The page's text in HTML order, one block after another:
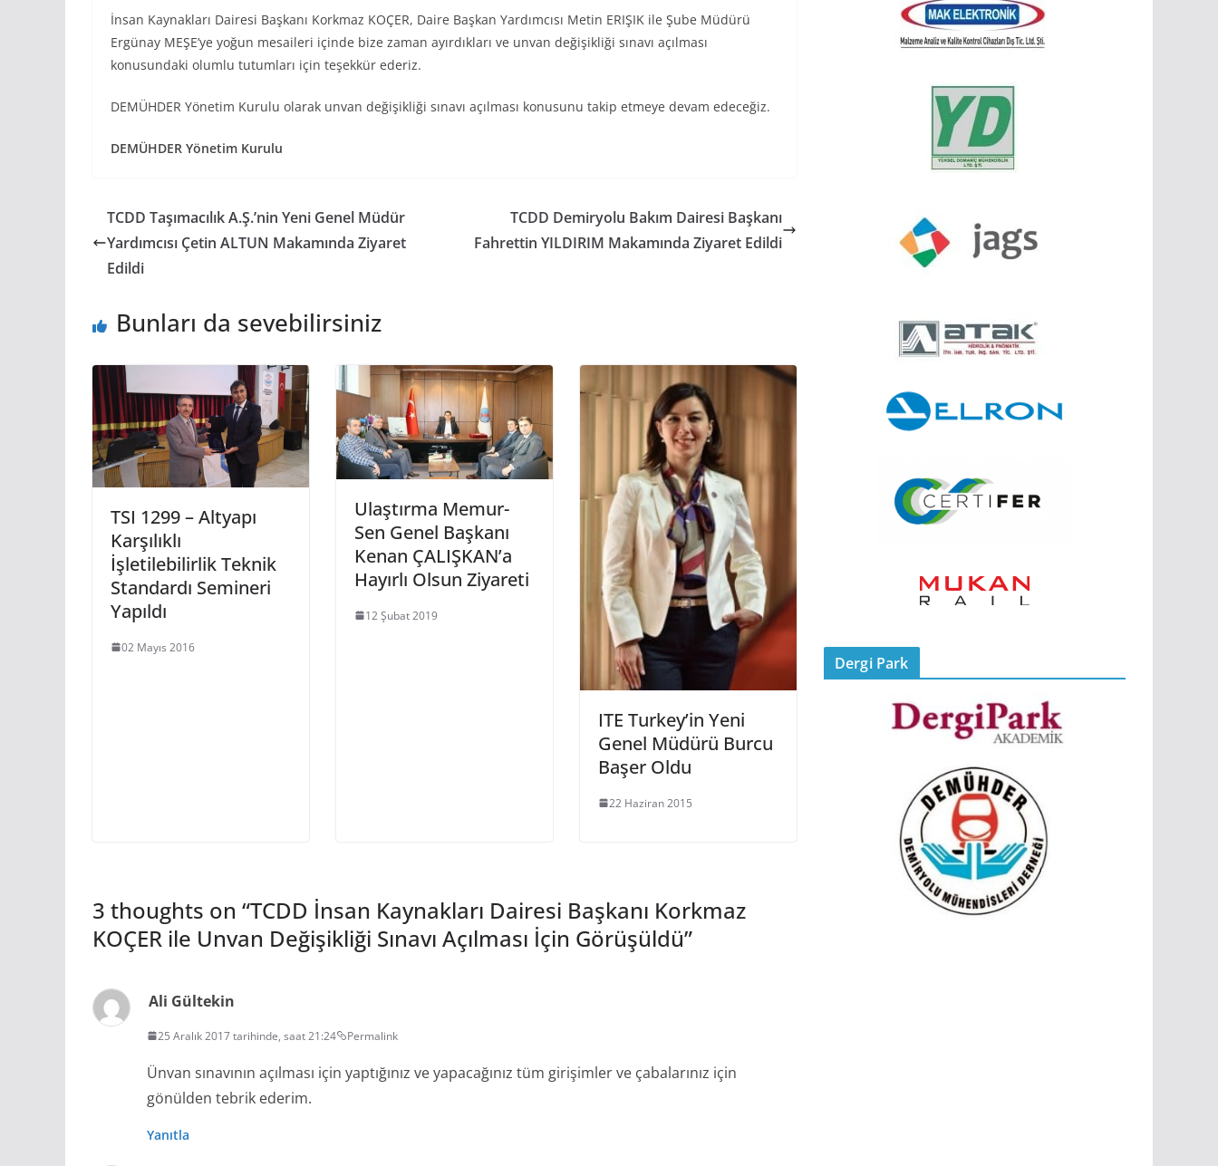
İnsan Kaynakları Dairesi Başkanı Korkmaz KOÇER, Daire Başkan Yardımcısı Metin ERIŞIK ile Şube Müdürü
Ergünay MEŞE’ye yoğun mesaileri içinde bize zaman ayırdıkları ve unvan değişikliği sınavı açılması
konusundaki olumlu tutumları için teşekkür ederiz.
DEMÜHDER Yönetim Kurulu olarak unvan değişikliği sınavı açılması konusunu takip etmeye devam edeceğiz.
DEMÜHDER Yönetim Kurulu
TCDD Taşımacılık A.Ş.’nin Yeni Genel Müdür
Yardımcısı Çetin ALTUN Makamında Ziyaret
Edildi
TCDD Demiryolu Bakım Dairesi Başkanı
Fahrettin YILDIRIM Makamında Ziyaret Edildi
Bunları da sevebilirsiniz
TSI 1299 – Altyapı
Karşılıklı
İşletilebilirlik Teknik
Standardı Semineri
Yapıldı
02 Mayıs 2016
Ulaştırma Memur-
Sen Genel Başkanı
Kenan ÇALIŞKAN’a
Hayırlı Olsun Ziyareti
12 Şubat 2019
ITE Turkey’in Yeni
Genel Müdürü Burcu
Başer Oldu
22 Haziran 2015
3 thoughts on “TCDD İnsan Kaynakları Dairesi Başkanı Korkmaz
KOÇER ile Unvan Değişikliği Sınavı Açılması İçin Görüşüldü”
Ali Gültekin
25 Aralık 2017 tarihinde, saat 21:24 Permalink
Ünvan sınavının açılması için yaptığınız ve yapacağınız tüm girişimler ve çabalarınız için
gönülden tebrik ederim.
Yanıtla
Dergi Park